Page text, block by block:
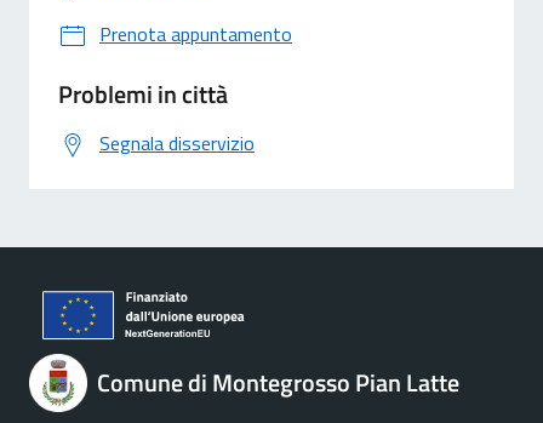
Prenota appuntamento
Problemi in città
Segnala disservizio
Comune di Montegrosso Pian Latte